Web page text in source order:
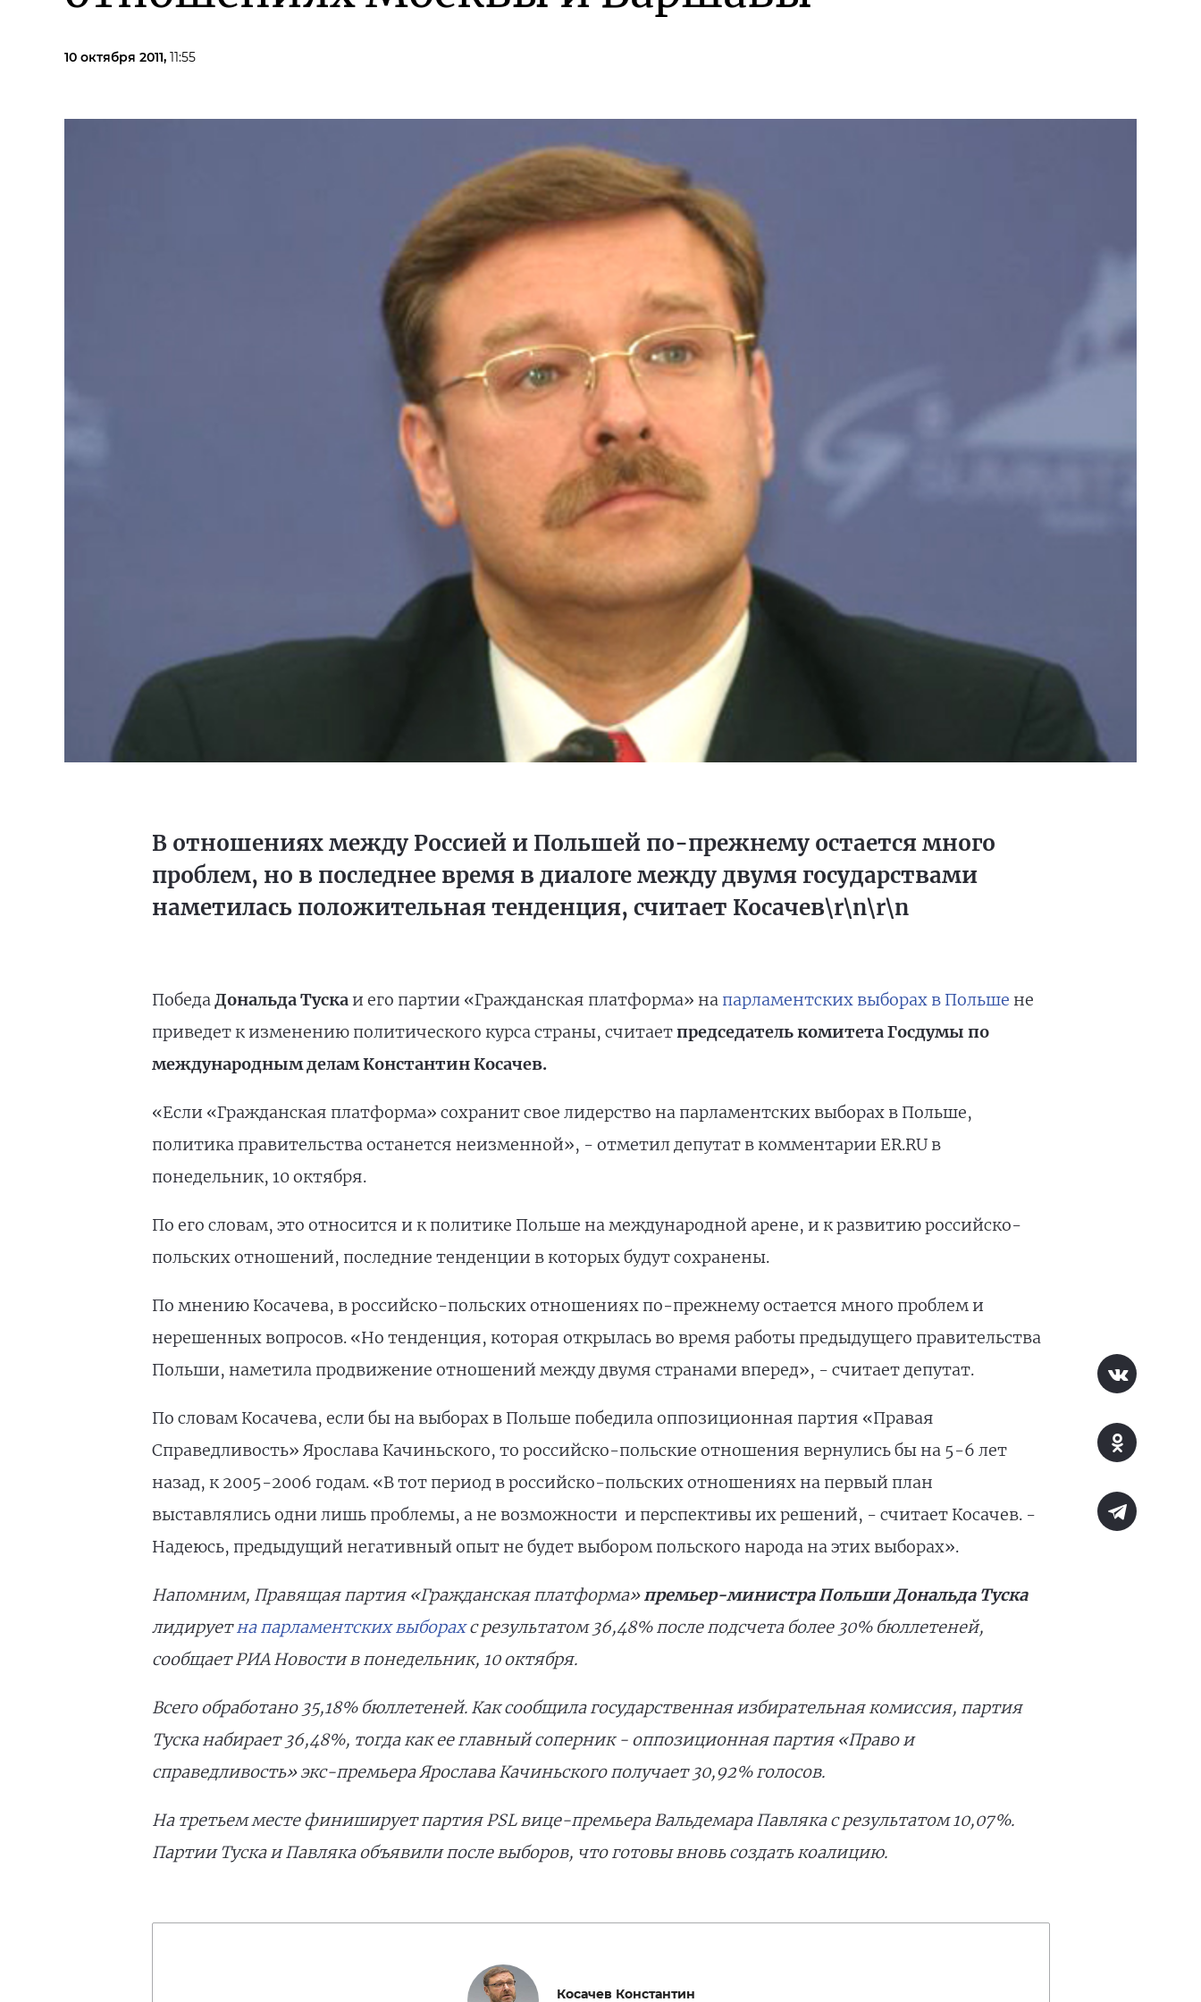
10 октября 2011, 11:55
В отношениях между Россией и Польшей по-прежнему остается много
проблем, но в последнее время в диалоге между двумя государствами
наметилась положительная тенденция, считает Косачев\r\n\r\n
ПобедаДональда Тускаи его партии «Гражданская платформа» на парламентских выборах в Польше не
приведет к изменению политического курса страны, считаетпредседатель комитета Госдумы по
международным делам Константин Косачев.
«Если «Гражданская платформа» сохранит свое лидерство на парламентских выборах в Польше,
политика правительства останется неизменной», - отметил депутат в комментарии ER.RU в
понедельник, 10 октября.
По его словам, это относится и к политике Польше на международной арене, и к развитию российско-
польских отношений, последние тенденции в которых будут сохранены.
По мнению Косачева, в российско-польских отношениях по-прежнему остается много проблем и
нерешенных вопросов. «Но тенденция, которая открылась во время работы предыдущего правительства
Польши, наметила продвижение отношений между двумя странами вперед», - считает депутат.
По словам Косачева, если бы на выборах в Польше победила оппозиционная партия «Правая
Справедливость» Ярослава Качиньского, то российско-польские отношения вернулись бы на 5-6 лет
назад, к 2005-2006 годам. «В тот период в российско-польских отношениях на первый план
выставлялись одни лишь проблемы, а не возможности и перспективы их решений, - считает Косачев. -
Надеюсь, предыдущий негативный опыт не будет выбором польского народа на этих выборах».
Напомним, Правящая партия «Гражданская платформа»премьер-министра Польши Дональда Туска
лидируетна парламентских выборахс результатом 36,48% после подсчета более 30% бюллетеней,
сообщает РИА Новости в понедельник, 10 октября.
Всего обработано 35,18% бюллетеней. Как сообщила государственная избирательная комиссия, партия
Туска набирает 36,48%, тогда как ее главный соперник - оппозиционная партия «Право и
справедливость» экс-премьера Ярослава Качиньского получает 30,92% голосов.
На третьем месте финиширует партия PSL вице-премьера Вальдемара Павляка с результатом 10,07%.
Партии Туска и Павляка объявили после выборов, что готовы вновь создать коалицию.
Косачев Константин